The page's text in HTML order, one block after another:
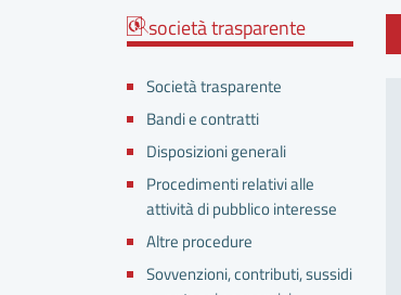
società trasparente
Società trasparente
Bandi e contratti
Disposizioni generali
Procedimenti relativi alle
attività di pubblico interesse
Altre procedure
Sovvenzioni, contributi, sussidi